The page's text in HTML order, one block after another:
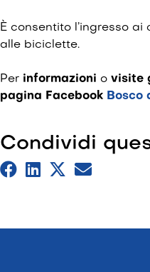
È consentito l’ingresso
alle biciclette.
Per informazioni o visite
pagina Facebook Bosco
Condividi